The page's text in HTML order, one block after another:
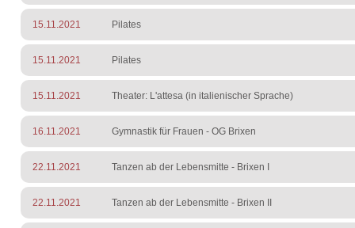
15.11.2021 Pilates
15.11.2021 Pilates
15.11.2021 Theater: L'attesa (in italienischer Sprache)
16.11.2021 Gymnastik für Frauen - OG Brixen
22.11.2021 Tanzen ab der Lebensmitte - Brixen I
22.11.2021 Tanzen ab der Lebensmitte - Brixen II